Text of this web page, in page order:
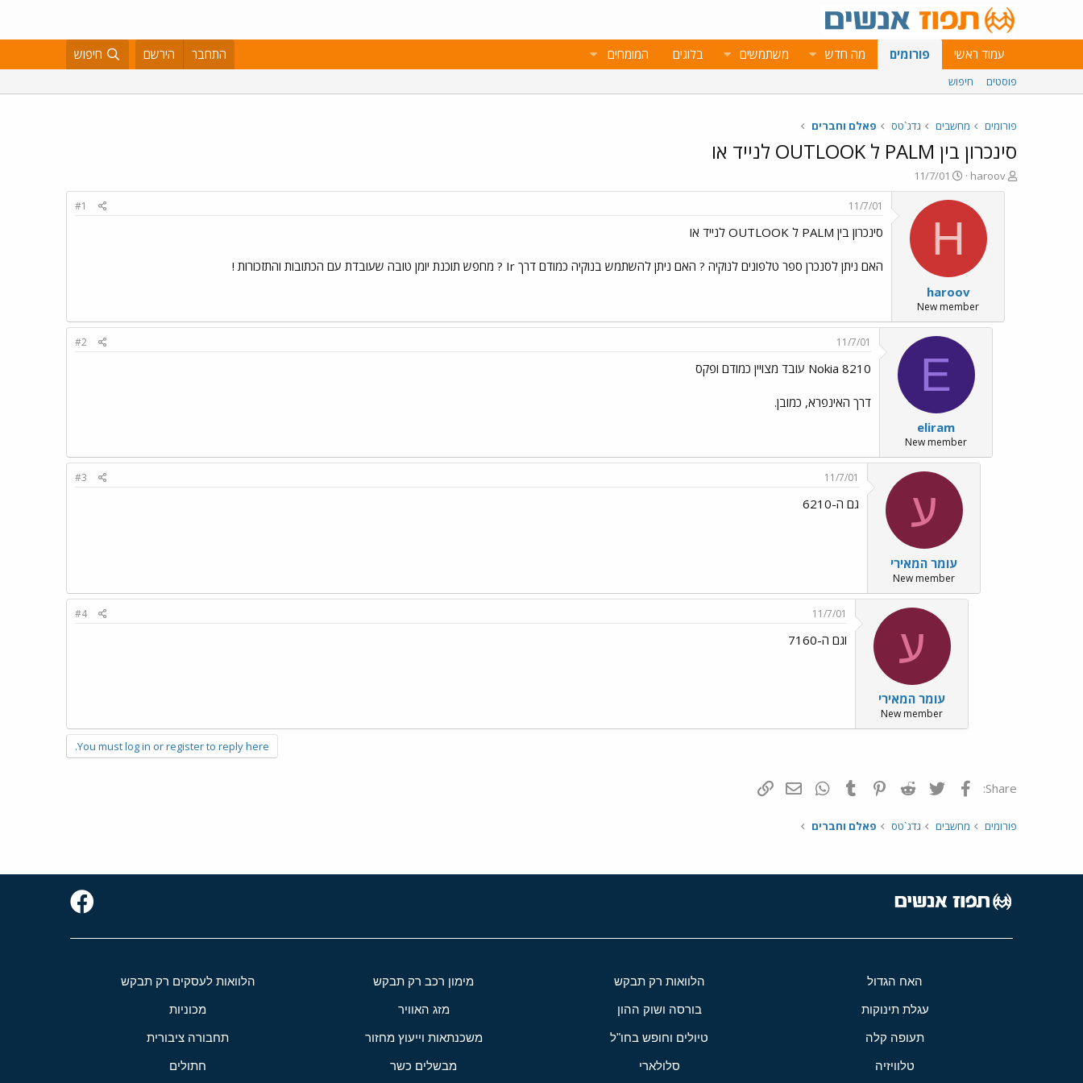
עמוד ראשי פורומים מה חדש משתמשים בלוגים המומחים התחבר הירשם חיפוש
פוסטים חיפוש
פורומים מחשבים גדג`טס פאלם וחברים
סינכרון בין PALM ל OUTLOOK לנייד או
פ
ו
haroov
פ
ו
ר
ם
א
ר
י
ך
11/7/01
H
haroov
New member
11/7/01
#1
סינכרון בין PALM ל OUTLOOK לנייד או
האם ניתן לסנכרן ספר טלפונים לנוקיה ? האם ניתן להשתמש בנוקיה כמודם דרך Ir ? מחפש תוכנת יומן טובה שעובדת עם הכתובות והתזכורות !
E
eliram
New member
11/7/01
#2
Nokia 8210 עובד מצויין כמודם ופקס
דרך האינפרא, כמובן.
ע
עומר המאירי
New member
11/7/01
#3
גם ה-6210
ע
עומר המאירי
New member
11/7/01
#4
וגם ה-7160
You must log in or register to reply here.
Share: פייסבוק Twitter
Reddit
Pinterest
Tumblr
WhatsAppדואר אלקטרוני
פורומים מחשבים גדג`טס פאלם וחברים
האח הגדול הלוואות רק תבקש מימון רכב רק תבקש הלוואות לעסקים רק תבקש
עגלת תינוקות בורסה ושוק ההון מזג האוויר מכוניות
תעופה קלה טיולים וחופש בחו"ל משכנתאות וייעוץ מחזור תחבורה ציבורית
טלוויזיה סלולארי מבשלים כשר חתולים